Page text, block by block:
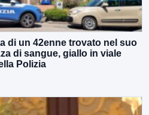
di un 42enne trovato nel suo
di sangue, giallo in viale
Polizia